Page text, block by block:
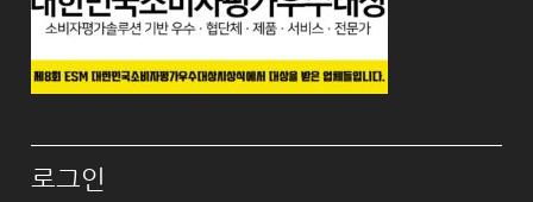
로그인